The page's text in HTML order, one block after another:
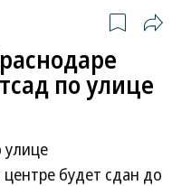
по улице
улице
будет сдан до